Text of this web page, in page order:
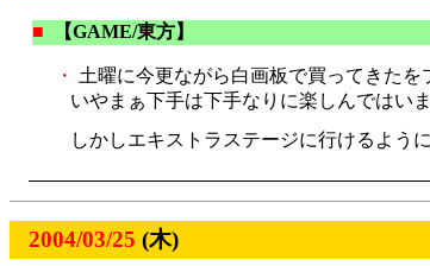
■ 【GAME/東方】
・
土曜に今更ながら白画板で買ってきた
いやまぁ下手は下手なりに楽しんではいま
しかしエキストラステージに行けるよう
2004/03/25 (木)